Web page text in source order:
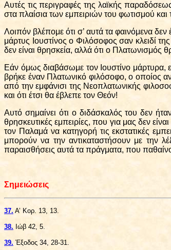
Αυτές τις περιγραφές της λαϊκής
στα πλαίσια των εμπειριών του φωτισμού
Λοιπόν βλέπομε ότι σ’ αυτά τα φαινόμενα
μάρτυς Ιουστίνος ο Φιλόσοφος σαν κλειδί
δεν είναι θρησκεία, αλλά ότι ο Πλατωνισμός
Εάν όμως διαβάσωμε τον Ιουστίνο μάρτυρα,
βρήκε έναν Πλατωνικό φιλόσοφο, ο οποίος
από την εμφάνισι της Νεοπλατωνικής
και ότι έτσι θα έβλεπε τον Θεόν!
Αυτό σημαίνει ότι ο διδάσκαλός του δεν
θρησκευτικές εμπειρίες, που για μας δεν
τον Παλαμά να κατηγορή τις εκστατικές
μπορούν να την αντικαταστήσουν με την
παραισθήσεις αυτά τα πράγματα, που
Σημειώσεις
37. Α’ Κορ. 13, 13.
38. Ιώβ 42, 5.
39. Έξοδος 34, 28-31.